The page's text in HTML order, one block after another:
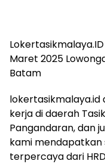
Maret 2025
Batam
lokertasikmalaya.id
kerja di daerah
Pangandaran, dan
kami mendapatkan
terpercaya dari